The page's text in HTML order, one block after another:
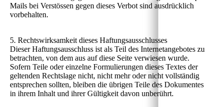
Mails bei Verstössen gegen dieses Verbot sind ausdrücklich
vorbehalten.
5. Rechtswirksamkeit dieses Haftungsausschlusses
Dieser Haftungsausschluss ist als Teil des Internetangebotes zu
betrachten, von dem aus auf diese Seite verwiesen wurde.
Sofern Teile oder einzelne Formulierungen dieses Textes der
geltenden Rechtslage nicht, nicht mehr oder nicht vollständig
entsprechen sollten, bleiben die übrigen Teile des Dokumentes
in ihrem Inhalt und ihrer Gültigkeit davon unberührt.